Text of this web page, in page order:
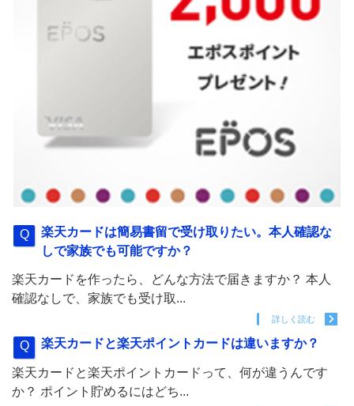
楽天カードは簡易書留で受け取りたい。本人確認な
しで家族でも可能ですか？
楽天カードを作ったら、どんな方法で届きますか？ 本人
確認なしで、家族でも受け取...
詳しく読む
楽天カードと楽天ポイントカードは違いますか？
楽天カードと楽天ポイントカードって、何が違うんです
か？ ポイント貯めるにはどち...